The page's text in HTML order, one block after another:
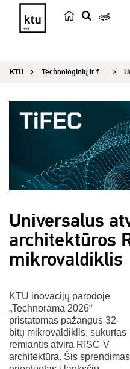
e
a
KTU Technologinių ir fizinių mokslų ekscelencijos centras
Universalus
architektūros
mikrovaldiklis
KTU inovacijų parodoje
„Technorama 2026“
pristatomas pažangus 32-
bitų mikrovaldiklis, sukurtas
remiantis atvira RISC-V
architektūra. Šis sprendimas